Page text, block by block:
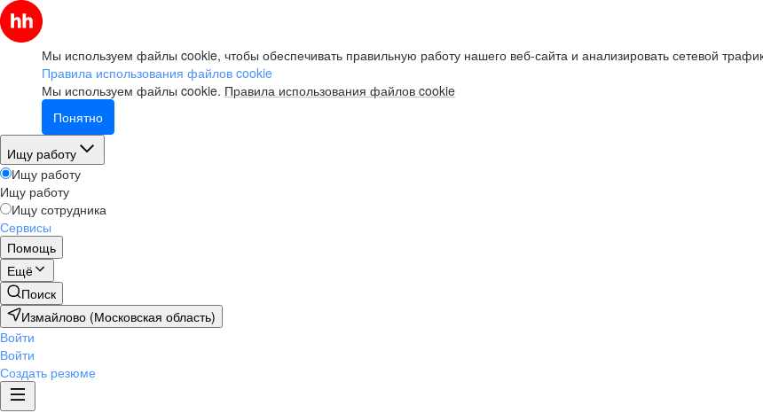
Мы используем файлы cookie, чтобы обеспечивать правильную работу нашего веб-сайта и анализировать сетевой
Правила использования файлов cookie
Мы используем файлы cookie. Правила использования файлов cookie
Понятно
Ищу работу
Ищу работу
Ищу работу
Ищу сотрудника
Сервисы
Помощь
Ещё
Поиск
Измайлово (Московская область)
Войти
Войти
Создать резюме